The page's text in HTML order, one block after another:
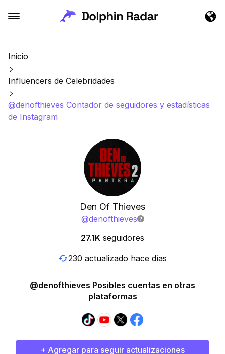
Inicio
Influencers de Celebridades
@denofthieves Contador de seguidores y estadísticas
de Instagram
Den Of Thieves
@denofthieves
27.1K seguidores
230 actualizado hace días
@denofthieves Posibles cuentas en otras
plataformas
+ Agregar para seguir actualizaciones